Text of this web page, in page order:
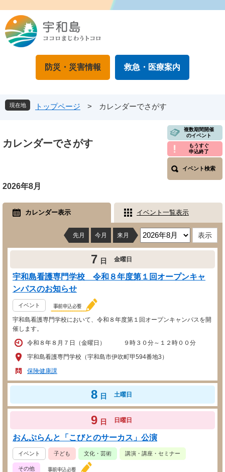
ジ
の
メニューを飛ばして本文へ
防災・災害情報 救急・医療案内
現在地 トップページ > カレンダーでさがす
文
カレンダーでさがす
複数期間開催
のイベント
もうすぐ
申込終了
イベント検索
2026年8月
カレンダー表示 イベント一覧表示
先月 今月 来月
7 日 金曜日
宇和島看護専門学校 令和８年度第１回オープンキャ
ンパスのお知らせ
イベント
宇和島看護専門学校において、令和８年度第１回オープンキャンパスを開
催します。
令和８年８月７日（金曜日） ９時３０分～１２時００分
宇和島看護専門学校（宇和島市伊吹町甲594番地3）
保険健康課
8 日 土曜日
9 日 日曜日
おんぷらんと「こびとのサーカス」公演
イベント 子ども 文化・芸術 講演・講座・セミナー
その他